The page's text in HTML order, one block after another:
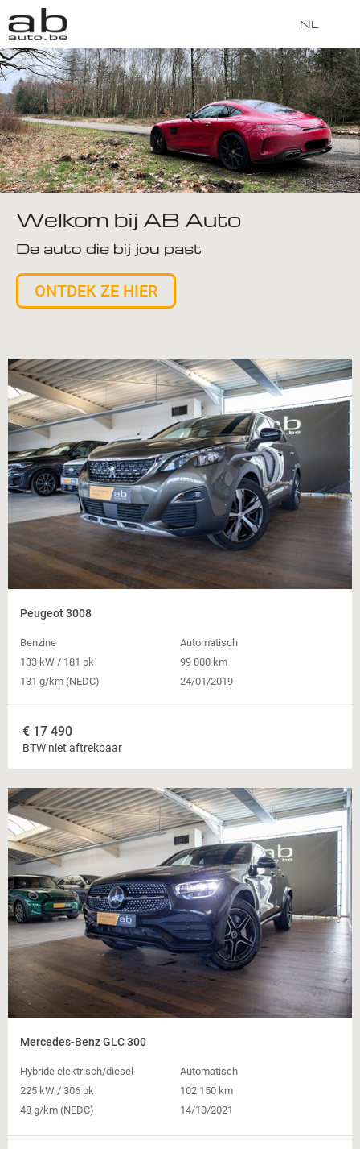
NL
Welkom bij AB Auto
De auto die bij jou past
ONTDEK ZE HIER
Peugeot 3008
Benzine
Automatisch
133 kW / 181 pk
99 000 km
131 g/km (NEDC)
24/01/2019
€ 17 490
BTW niet aftrekbaar
Mercedes-Benz GLC 300
Hybride elektrisch/diesel
Automatisch
225 kW / 306 pk
102 150 km
48 g/km (NEDC)
14/10/2021